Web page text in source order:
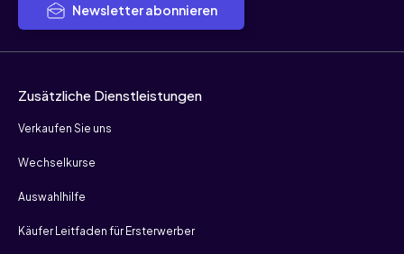
Newsletter abonnieren
Zusätzliche Dienstleistungen
Verkaufen Sie uns
Wechselkurse
Auswahlhilfe
Käufer Leitfaden für Ersterwerber